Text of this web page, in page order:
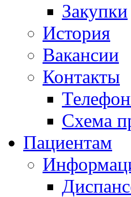
Закупки
История
Вакансии
Контакты
Схема
Пациентам